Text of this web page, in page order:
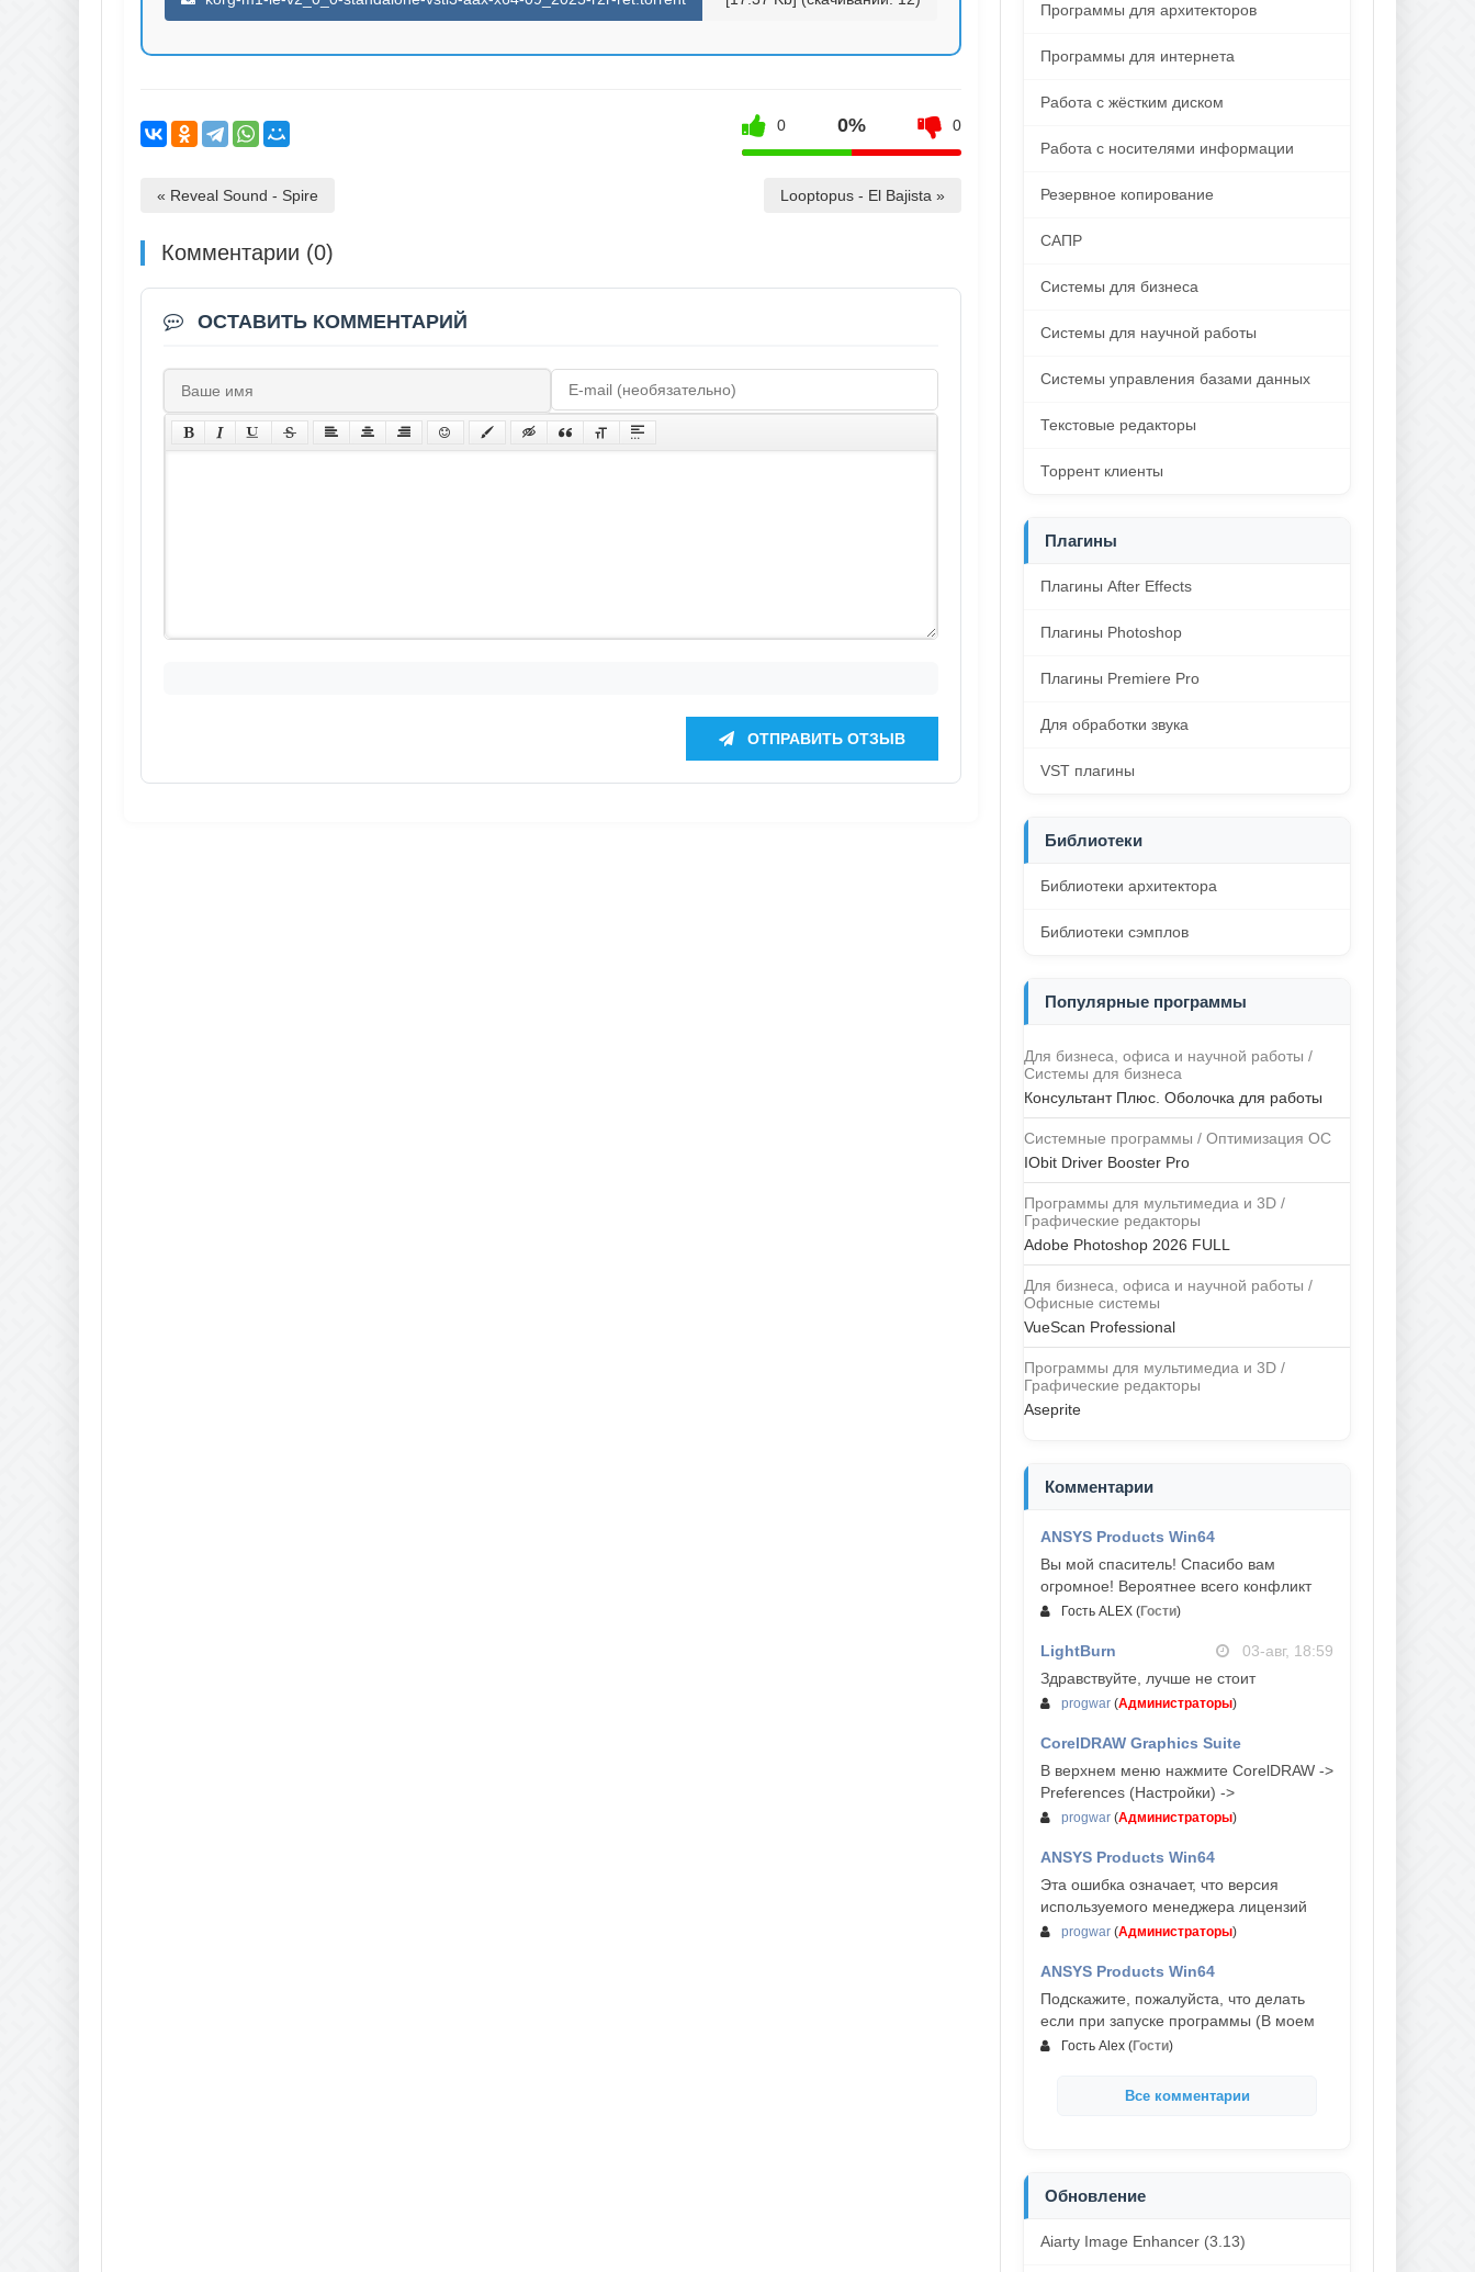
0 0% 0
« Reveal Sound - Spire Looptopus - El Bajista »
Комментарии (0)
ОСТАВИТЬ КОММЕНТАРИЙ
ОТПРАВИТЬ ОТЗЫВ
Программы для архитекторов
Программы для интернета
Работа с жёстким диском
Работа с носителями информации
Резервное копирование
САПР
Системы для бизнеса
Системы для научной работы
Системы управления базами данных
Текстовые редакторы
Торрент клиенты
Плагины
Плагины After Effects
Плагины Photoshop
Плагины Premiere Pro
Для обработки звука
VST плагины
Библиотеки
Библиотеки архитектора
Библиотеки сэмплов
Популярные программы
Для бизнеса, офиса и научной работы /
Системы для бизнеса
Консультант Плюс. Оболочка для работы
Системные программы / Оптимизация ОС
IObit Driver Booster Pro
Программы для мультимедиа и 3D /
Графические редакторы
Adobe Photoshop 2026 FULL
Для бизнеса, офиса и научной работы /
Офисные системы
VueScan Professional
Программы для мультимедиа и 3D /
Графические редакторы
Aseprite
Комментарии
ANSYS Products Win64
Вы мой спаситель! Спасибо вам
огромное! Вероятнее всего конфликт
Гость ALEX (Гости)
LightBurn
03-авг, 18:59
Здравствуйте, лучше не стоит
progwar (Администраторы)
CorelDRAW Graphics Suite
03-авг, 18:58
В верхнем меню нажмите CorelDRAW ->
Preferences (Настройки) ->
progwar (Администраторы)
ANSYS Products Win64
Эта ошибка означает, что версия
используемого менеджера лицензий
progwar (Администраторы)
ANSYS Products Win64
Подскажите, пожалуйста, что делать
если при запуске программы (В моем
Гость Alex (Гости)
Все комментарии
Обновление
Aiarty Image Enhancer (3.13)